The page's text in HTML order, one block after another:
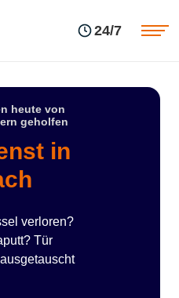
24/7
heute von
geholfen
in
verloren?
Tür